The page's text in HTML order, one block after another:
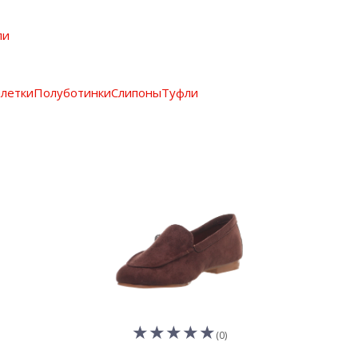
ПолуботинкиСлипоныТуфли
(0)